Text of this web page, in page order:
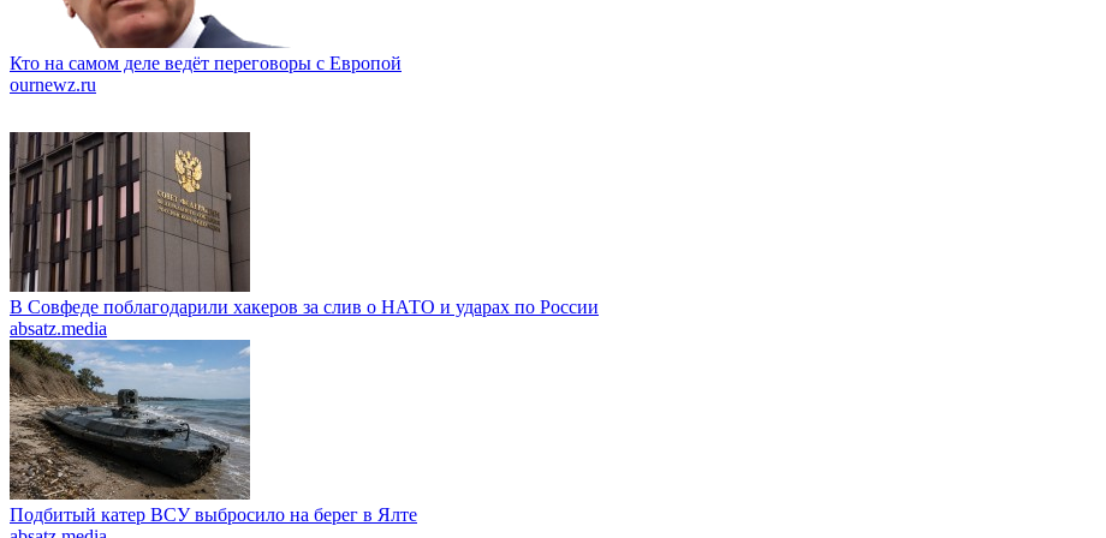
Кто на самом деле ведёт переговоры с Европой
ournewz.ru
В Совфеде поблагодарили хакеров за слив о НАТО и ударах по России
absatz.media
Подбитый катер ВСУ выбросило на берег в Ялте